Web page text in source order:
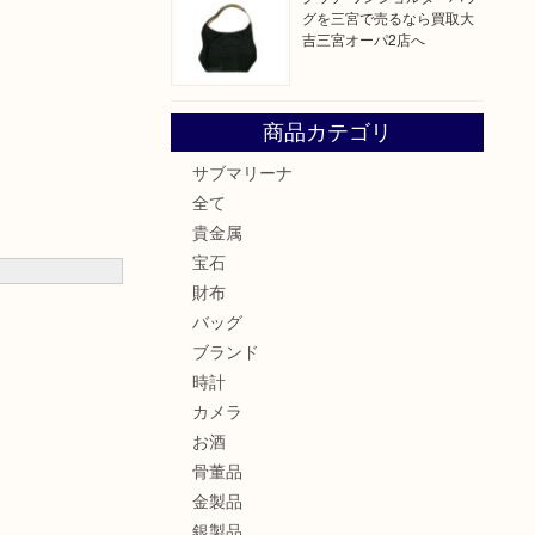
グを三宮で売るなら買取大
吉三宮オーパ2店へ
商品カテゴリ
サブマリーナ
全て
貴金属
宝石
財布
バッグ
ブランド
時計
カメラ
お酒
骨董品
金製品
銀製品